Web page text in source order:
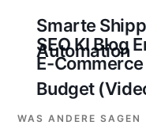
Smarte
Automation
SEO KI Blog
E-
Budget
WAS ANDERE SAGEN